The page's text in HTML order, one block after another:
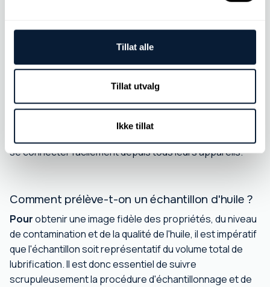
Tillat alle
Tillat utvalg
Ikke tillat
permettra de suivre l'évolution du composant.
plus de l'ensemble des données stockées chez nous.
Les clients importants peuvent également obtenir, sur
demande, un identifiant et un mot de passe pour
se connecter facilement depuis tous leurs appareils.
Comment prélève-t-on un échantillon d'huile ?
Pourobtenir une image fidèle des propriétés, du niveau
de contamination et de la qualité de l'huile, il est impératif
que l'échantillon soit représentatif du volume total de
lubrification. Il est donc essentiel de suivre
scrupuleusement la procédure d'échantillonnage et de